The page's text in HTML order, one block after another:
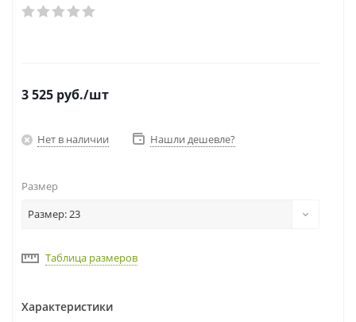
3 525 руб./шт
Нет в наличии Нашли дешевле?
Размер
Размер: 23
Таблица размеров
Характеристики